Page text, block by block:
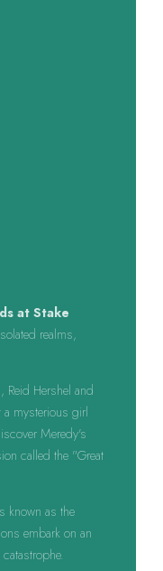
at Stake
realms,
Reid Hershel and
mysterious girl
Meredy's
called the "Great
known as the
embark on an